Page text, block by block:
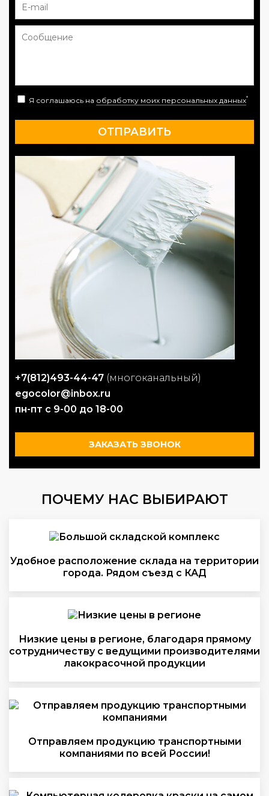
Я соглашаюсь на обработку моих персональных данных*
+7(812)493-44-47 (многоканальный)
egocolor@inbox.ru
пн-пт с 9-00 до 18-00
ЗАКАЗАТЬ ЗВОНОК
ПОЧЕМУ НАС ВЫБИРАЮТ
Удобное расположение склада на территории
города. Рядом съезд с КАД
Низкие цены в регионе, благодаря прямому
сотрудничеству с ведущими производителями
лакокрасочной продукции
Отправляем продукцию транспортными
компаниями по всей России!